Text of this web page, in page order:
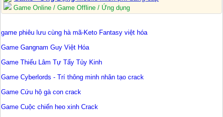
Game Online / Game Offline / Ứng dụng
game phiêu lưu cùng hà mã-Keto Fantasy việt hóa
Game Gangnam Guy Việt Hóa
Game Thiếu Lâm Tự Tẩy Tủy Kinh
Game Cyberlords - Trí thông minh nhân tạo crack
Game Cứu hộ gà con crack
Game Cuộc chiến heo xinh Crack